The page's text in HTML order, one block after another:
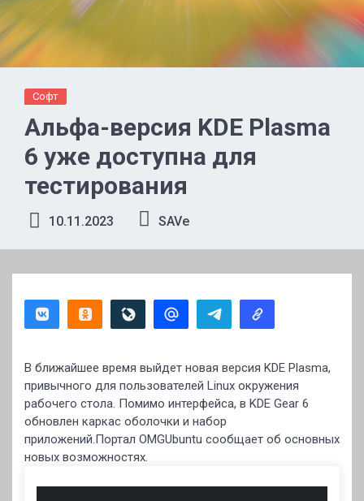
Софт
Альфа-версия KDE Plasma
6 уже доступна для
тестирования
10.11.2023 SAVe
В ближайшее время выйдет новая версия KDE Plasma,
привычного для пользователей Linux окружения
рабочего стола. Помимо интерфейса, в KDE Gear 6
обновлен каркас оболочки и набор
приложений.Портал OMGUbuntu сообщает об основных
новых возможностях.